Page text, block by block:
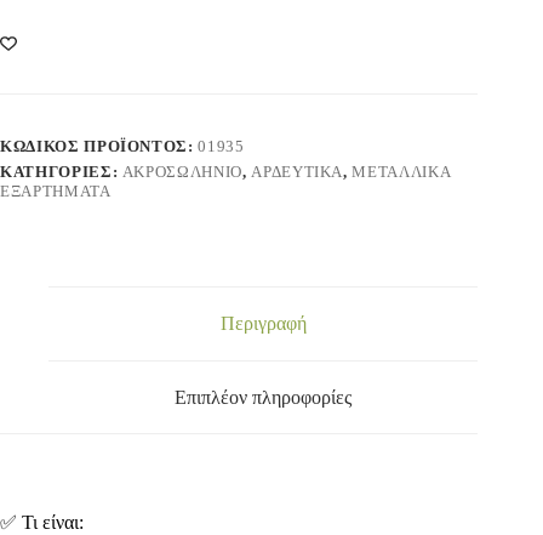
ΚΩΔΙΚΌΣ ΠΡΟΪΌΝΤΟΣ:01935
ΚΑΤΗΓΟΡΊΕΣ: ΑΚΡΟΣΩΛΗΝΙΟ,ΑΡΔΕΥΤΙΚΑ,ΜΕΤΑΛΛΙΚΑ
ΕΞΑΡΤΗΜΑΤΑ
Περιγραφή
Επιπλέον πληροφορίες
✅ Τι είναι: